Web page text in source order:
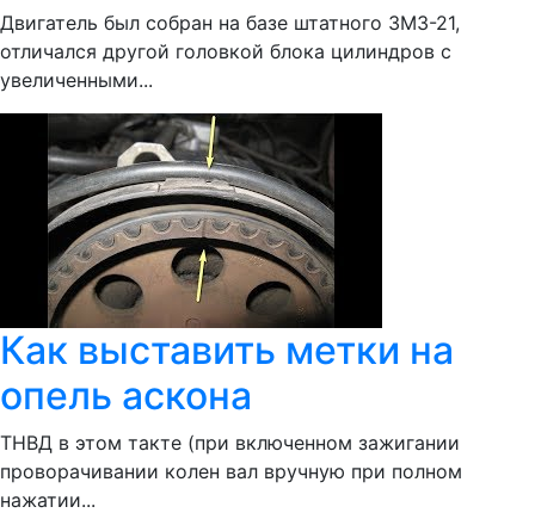
Двигатель был собран на базе штатного ЗМЗ-21,
отличался другой головкой блока цилиндров с
увеличенными...
Как выставить метки на
опель аскона
ТНВД в этом такте (при включенном зажигании
проворачивании колен вал вручную при полном
нажатии...